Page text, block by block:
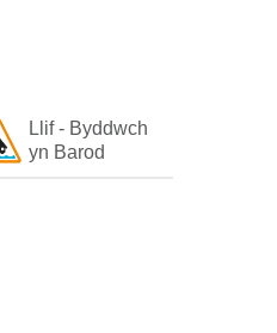
Llif - Byddwch
yn Barod